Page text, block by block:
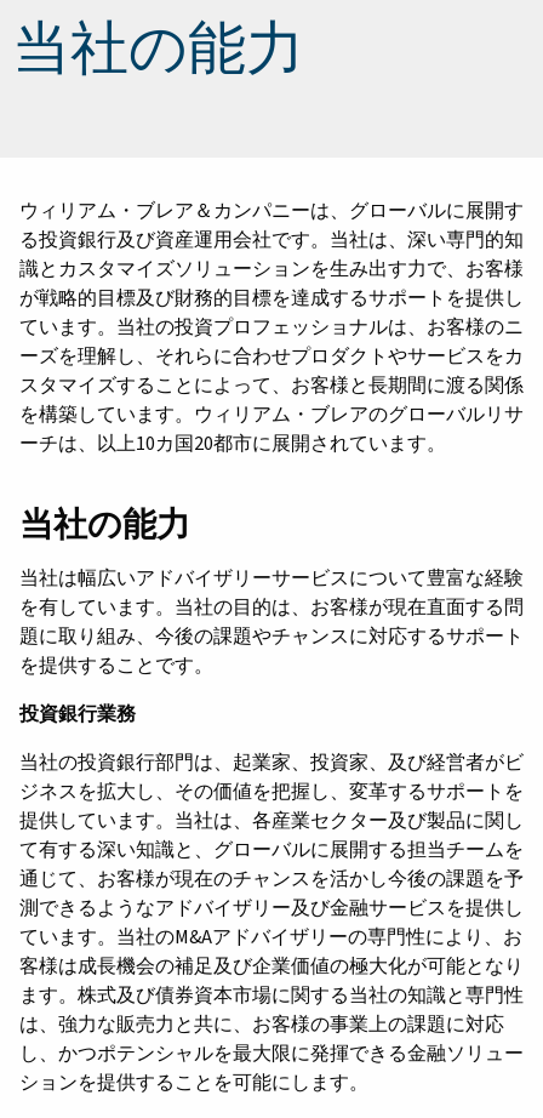
当社の能力
ウィリアム・ブレア＆カンパニーは、グローバルに展開す
る投資銀行及び資産運用会社です。当社は、深い専門的知
識とカスタマイズソリューションを生み出す力で、お客様
が戦略的目標及び財務的目標を達成するサポートを提供し
ています。当社の投資プロフェッショナルは、お客様のニ
ーズを理解し、それらに合わせプロダクトやサービスをカ
スタマイズすることによって、お客様と長期間に渡る関係
を構築しています。ウィリアム・ブレアのグローバルリサ
ーチは、以上10カ国20都市に展開されています。
当社の能力
当社は幅広いアドバイザリーサービスについて豊富な経験
を有しています。当社の目的は、お客様が現在直面する問
題に取り組み、今後の課題やチャンスに対応するサポート
を提供することです。
投資銀行業務
当社の投資銀行部門は、起業家、投資家、及び経営者がビ
ジネスを拡大し、その価値を把握し、変革するサポートを
提供しています。当社は、各産業セクター及び製品に関し
て有する深い知識と、グローバルに展開する担当チームを
通じて、お客様が現在のチャンスを活かし今後の課題を予
測できるようなアドバイザリー及び金融サービスを提供し
ています。当社のM&Aアドバイザリーの専門性により、お
客様は成長機会の補足及び企業価値の極大化が可能となり
ます。株式及び債券資本市場に関する当社の知識と専門性
は、強力な販売力と共に、お客様の事業上の課題に対応
し、かつポテンシャルを最大限に発揮できる金融ソリュー
ションを提供することを可能にします。